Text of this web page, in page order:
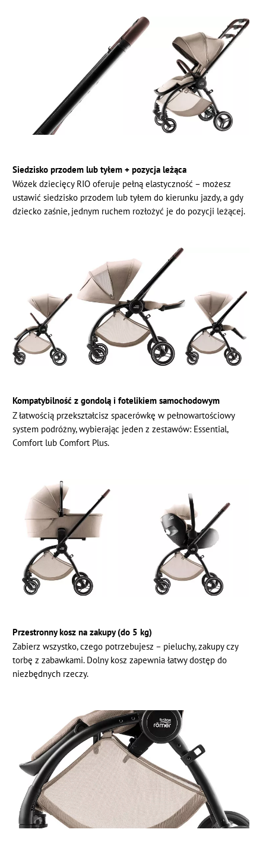
Siedzisko przodem lub tyłem + pozycja leżąca
Wózek dziecięcy RIO oferuje pełną elastyczność – możesz
ustawić siedzisko przodem lub tyłem do kierunku jazdy, a gdy
dziecko zaśnie, jednym ruchem rozłożyć je do pozycji leżącej.
Kompatybilność z gondolą i fotelikiem samochodowym
Z łatwością przekształcisz spacerówkę w pełnowartościowy
system podróżny, wybierając jeden z zestawów: Essential,
Comfort lub Comfort Plus.
Przestronny kosz na zakupy (do 5 kg)
Zabierz wszystko, czego potrzebujesz – pieluchy, zakupy czy
torbę z zabawkami. Dolny kosz zapewnia łatwy dostęp do
niezbędnych rzeczy.